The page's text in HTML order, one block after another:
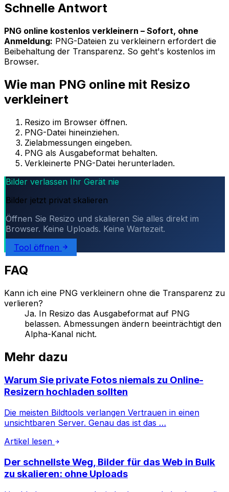
Schnelle Antwort
PNG online kostenlos verkleinern – Sofort, ohne
Anmeldung: PNG-Dateien zu verkleinern erfordert die
Beibehaltung der Transparenz. So geht's kostenlos im
Browser.
Wie man PNG online mit Resizo
verkleinert
Resizo im Browser öffnen.
PNG-Datei hineinziehen.
Zielabmessungen eingeben.
PNG als Ausgabeformat behalten.
Verkleinerte PNG-Datei herunterladen.
Bilder verlassen Ihr Gerät nie
Bilder jetzt privat skalieren
Öffnen Sie Resizo und skalieren Sie alles direkt im
Browser. Keine Uploads. Keine Wartezeit.
Tool öffnen
FAQ
Kann ich eine PNG verkleinern ohne die Transparenz zu
verlieren?
Ja. In Resizo das Ausgabeformat auf PNG
belassen. Abmessungen ändern beeinträchtigt den
Alpha-Kanal nicht.
Mehr dazu
Warum Sie private Fotos niemals zu Online-
Resizern hochladen sollten
Die meisten Bildtools verlangen Vertrauen in einen
unsichtbaren Server. Genau das ist das …
Artikel lesen
Der schnellste Weg, Bilder für das Web in Bulk
zu skalieren: ohne Uploads